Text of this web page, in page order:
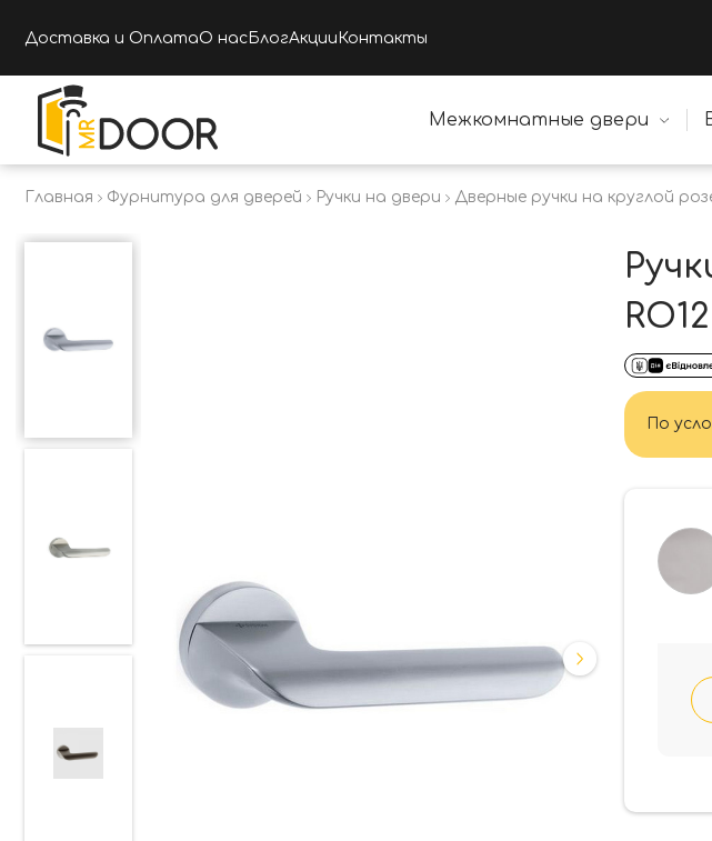
Доставка и ОплатаО нас БлогАкции Контакты
Межкомнатные двери
Главная Фурнитура для дверей Ручки на двери Дверные ручки на круглой
По